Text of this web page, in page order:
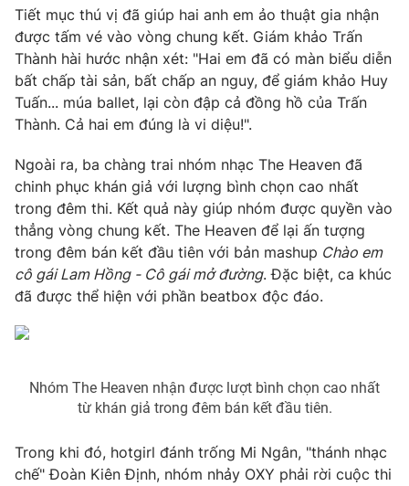
Emagazine Podcast
Photo Infographic
Video Shorts video
VTV Money VTV Thể thao
VTV Sức khoẻ Bất động sản
Thị trường 24h Tấm lòng Việt
VTV4
VTV9 VTV8
Liên hệ tòa soạn English
Tiết mục thú vị đã giúp hai anh em ảo thuật gia nhận
được tấm vé vào vòng chung kết. Giám khảo Trấn
Thành hài hước nhận xét: "Hai em đã có màn biểu diễn
bất chấp tài sản, bất chấp an nguy, để giám khảo Huy
Tuấn... múa ballet, lại còn đập cả đồng hồ của Trấn
Thành. Cả hai em đúng là vi diệu!".
Ngoài ra, ba chàng trai nhóm nhạc The Heaven đã
chinh phục khán giả với lượng bình chọn cao nhất
trong đêm thi. Kết quả này giúp nhóm được quyền vào
thẳng vòng chung kết. The Heaven để lại ấn tượng
trong đêm bán kết đầu tiên với bản mashup Chào em
cô gái Lam Hồng - Cô gái mở đường. Đặc biệt, ca khúc
đã được thể hiện với phần beatbox độc đáo.
Nhóm The Heaven nhận được lượt bình chọn cao nhất
từ khán giả trong đêm bán kết đầu tiên.
Trong khi đó, hotgirl đánh trống Mi Ngân, "thánh nhạc
chế" Đoàn Kiên Định, nhóm nhảy OXY phải rời cuộc thi